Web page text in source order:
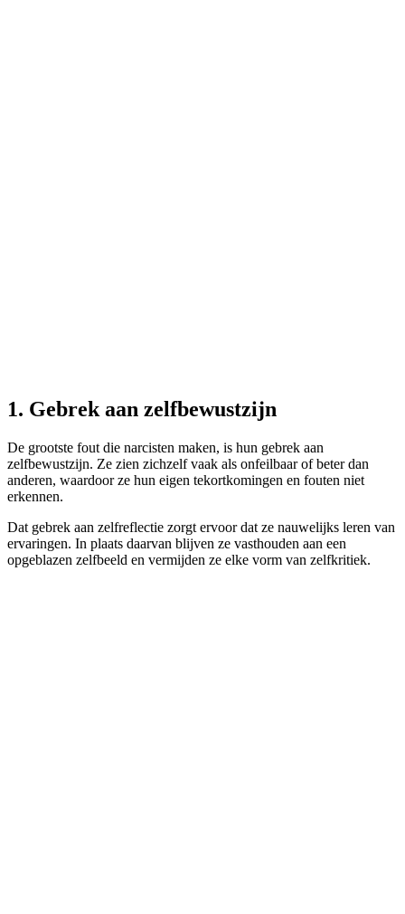
1. Gebrek aan zelfbewustzijn
De grootste fout die narcisten maken, is hun gebrek aan
zelfbewustzijn. Ze zien zichzelf vaak als onfeilbaar of beter dan
anderen, waardoor ze hun eigen tekortkomingen en fouten niet
erkennen.
Dat gebrek aan zelfreflectie zorgt ervoor dat ze nauwelijks leren van
ervaringen. In plaats daarvan blijven ze vasthouden aan een
opgeblazen zelfbeeld en vermijden ze elke vorm van zelfkritiek.